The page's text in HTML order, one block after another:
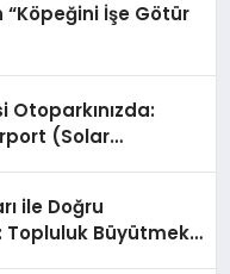
“Köpeğini İşe Götür
Otoparkınızda:
(Solar
ile Doğru
Topluluk Büyütmek